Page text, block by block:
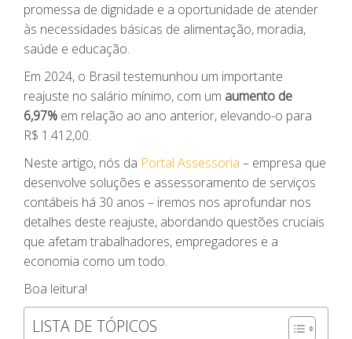
promessa de dignidade e a oportunidade de atender
às necessidades básicas de alimentação, moradia,
saúde e educação.
Em 2024, o Brasil testemunhou um importante
reajuste no salário mínimo, com um aumento de
6,97% em relação ao ano anterior, elevando-o para
R$ 1.412,00.
Neste artigo, nós da Portal Assessoria – empresa que
desenvolve soluções e assessoramento de serviços
contábeis há 30 anos – iremos nos aprofundar nos
detalhes deste reajuste, abordando questões cruciais
que afetam trabalhadores, empregadores e a
economia como um todo.
Boa leitura!
LISTA DE TÓPICOS